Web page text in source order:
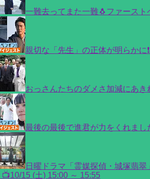
一難去ってまた一難🐧ファースト
親切な「先生」の正体が明らかに
おっさんたちのダメさ加減にあ
最後の最後で進君が力をくれま
日曜ドラマ「霊媒探偵・城塚翡
📺10/15 (土) 15:00 ～ 15:55